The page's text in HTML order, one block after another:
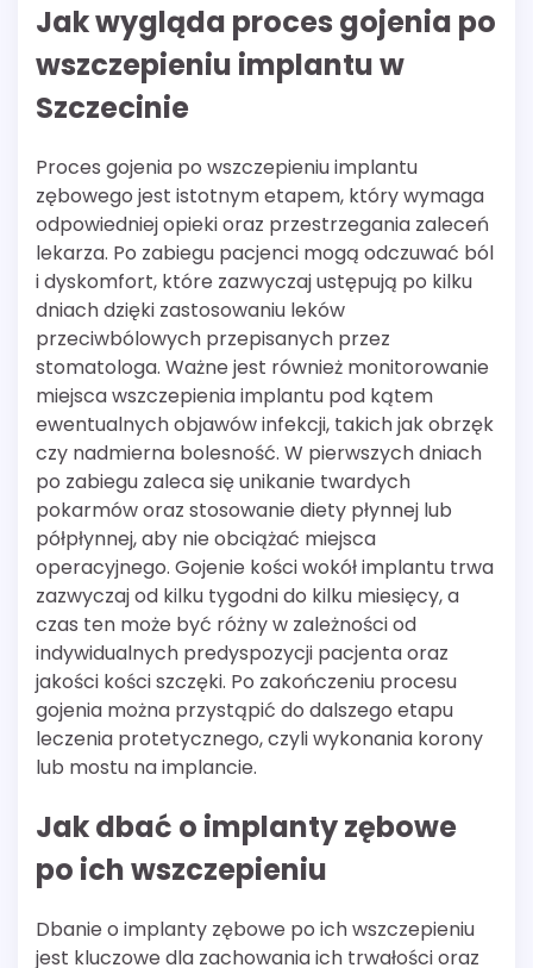
Jak wygląda proces gojenia po
wszczepieniu implantu w
Szczecinie
Proces gojenia po wszczepieniu implantu
zębowego jest istotnym etapem, który wymaga
odpowiedniej opieki oraz przestrzegania zaleceń
lekarza. Po zabiegu pacjenci mogą odczuwać ból
i dyskomfort, które zazwyczaj ustępują po kilku
dniach dzięki zastosowaniu leków
przeciwbólowych przepisanych przez
stomatologa. Ważne jest również monitorowanie
miejsca wszczepienia implantu pod kątem
ewentualnych objawów infekcji, takich jak obrzęk
czy nadmierna bolesność. W pierwszych dniach
po zabiegu zaleca się unikanie twardych
pokarmów oraz stosowanie diety płynnej lub
półpłynnej, aby nie obciążać miejsca
operacyjnego. Gojenie kości wokół implantu trwa
zazwyczaj od kilku tygodni do kilku miesięcy, a
czas ten może być różny w zależności od
indywidualnych predyspozycji pacjenta oraz
jakości kości szczęki. Po zakończeniu procesu
gojenia można przystąpić do dalszego etapu
leczenia protetycznego, czyli wykonania korony
lub mostu na implancie.
Jak dbać o implanty zębowe
po ich wszczepieniu
Dbanie o implanty zębowe po ich wszczepieniu
jest kluczowe dla zachowania ich trwałości oraz